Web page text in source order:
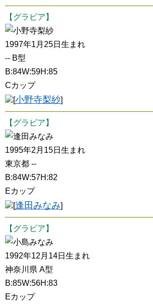
【グラビア】
小野寺梨紗
1997年1月25日生まれ
-- B型
B:84W:59H:85
Cカップ
[小野寺梨紗]
【グラビア】
逢田みなみ
1995年2月15日生まれ
東京都 --
B:84W:57H:82
Eカップ
[逢田みなみ]
【グラビア】
小島みなみ
1992年12月14日生まれ
神奈川県 A型
B:85W:56H:83
Eカップ